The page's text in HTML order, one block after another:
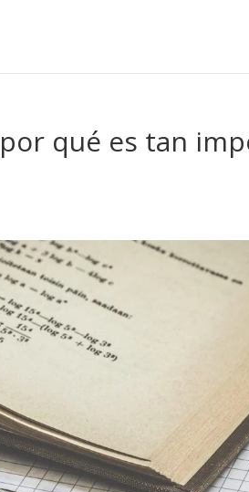
qué es tan